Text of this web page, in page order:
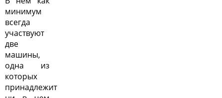
минимум
всегда
участвуют
две
машины,
одна из
которых
принадлежит